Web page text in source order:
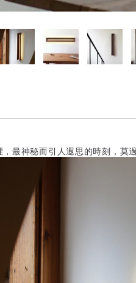
最神秘而引人遐思的時刻，莫